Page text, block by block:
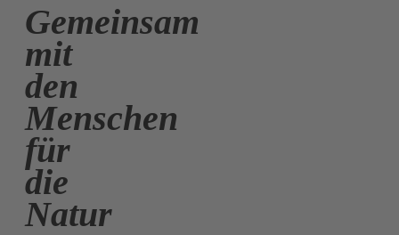
Gemeinsam
mit
den
Menschen
für
die
Natur